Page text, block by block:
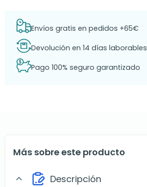
Envíos gratis en pedidos +65€
Devolución en 14 días laborables
Pago 100% seguro garantizado
Más sobre este producto
expand_more Descripción